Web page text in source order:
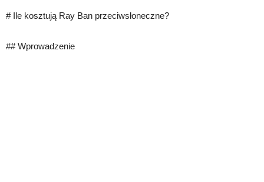
# Ile kosztują Ray Ban przeciwsłoneczne?
## Wprowadzenie